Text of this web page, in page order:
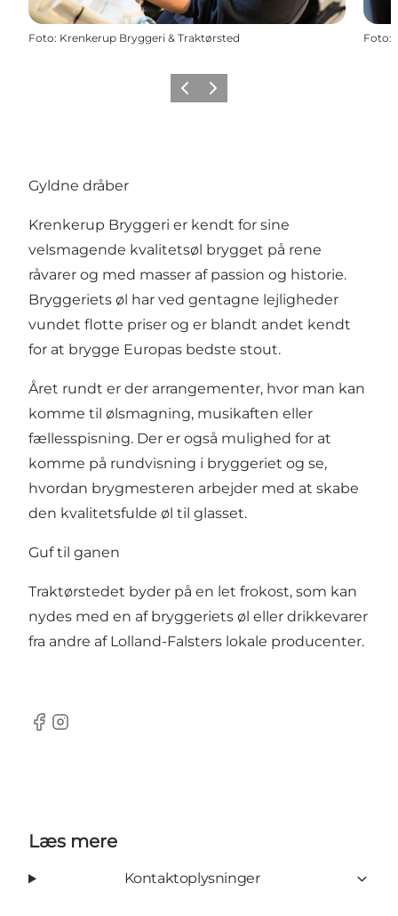
Foto: Krenkerup Bryggeri & Traktørsted Foto:
ForrigeNæste
Gyldne dråber
Krenkerup Bryggeri er kendt for sine
velsmagende kvalitetsøl brygget på rene
råvarer og med masser af passion og historie.
Bryggeriets øl har ved gentagne lejligheder
vundet flotte priser og er blandt andet kendt
for at brygge Europas bedste stout.
Året rundt er der arrangementer, hvor man kan
komme til ølsmagning, musikaften eller
fællesspisning. Der er også mulighed for at
komme på rundvisning i bryggeriet og se,
hvordan brygmesteren arbejder med at skabe
den kvalitetsfulde øl til glasset.
Guf til ganen
Traktørstedet byder på en let frokost, som kan
nydes med en af bryggeriets øl eller drikkevarer
fra andre af Lolland-Falsters lokale producenter.
Facebook
Instagram
Læs mere
Kontaktoplysninger